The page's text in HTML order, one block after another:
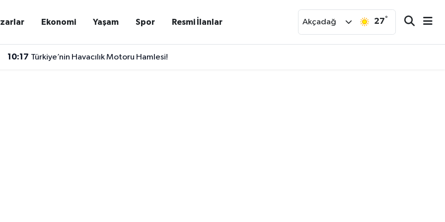
Ekonomi Yaşam Spor Resmi İlanlar Akçadağ 27°
10:17 Türkiye’nin Havacılık Motoru Hamlesi!